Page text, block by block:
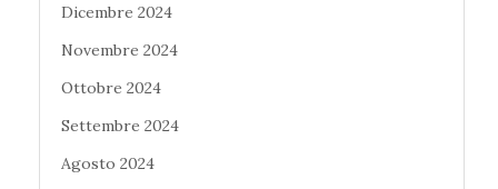
Dicembre 2024
Novembre 2024
Ottobre 2024
Settembre 2024
Agosto 2024